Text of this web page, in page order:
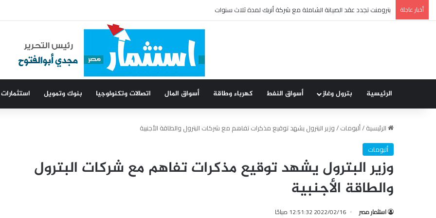
أخبار عاجلة مصر تقود إعداد ونشر أول تقرير للاستقرار المالي على مستوى إفريقيا
الرئيسية بترول وغاز أسواق النفط كهرباء وطاقة أسواق المال اتصالات وتكنولوجيا بنوك وتمويل
الرئيسية/ألبومات/وزير البترول يشهد توقيع مذكرات تفاهم مع شركات البترول والطاقة الأجنبية
ألبومات
وزير البترول يشهد توقيع مذكرات تفاهم مع شركات البترول
والطاقة الأجنبية
استثمار مصر 2022/02/16 12:51:32 صباحًا